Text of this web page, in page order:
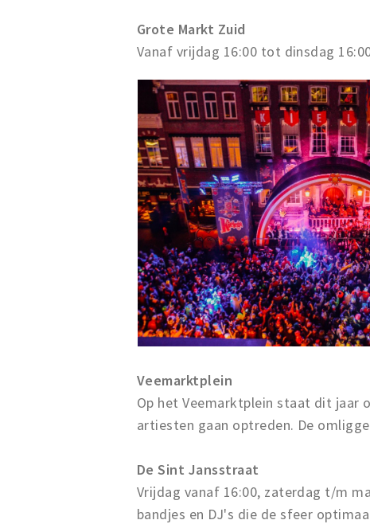
Grote Markt Zuid
Vanaf vrijdag 16:00 tot dinsdag
Veemarktplein
Op het Veemarktplein staat dit jaar
artiesten gaan optreden. De
De Sint Jansstraat
Vrijdag vanaf 16:00, zaterdag t/m
bandjes en DJ's die de sfeer